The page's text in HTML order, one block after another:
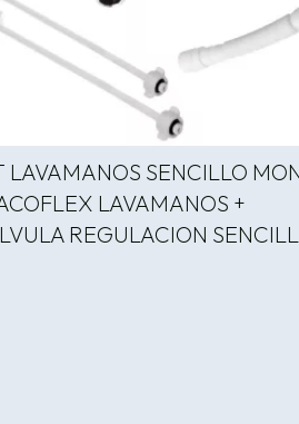
LAVAMANOS SENCILLO
LAVAMANOS +
REGULACION